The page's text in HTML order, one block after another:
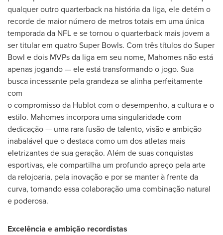
qualquer outro quarterback na história da liga, ele detém o
recorde de maior número de metros totais em uma única
temporada da NFL e se tornou o quarterback mais jovem a
ser titular em quatro Super Bowls. Com três títulos do Super
Bowl e dois MVPs da liga em seu nome, Mahomes não está
apenas jogando — ele está transformando o jogo. Sua
busca incessante pela grandeza se alinha perfeitamente
com
o compromisso da Hublot com o desempenho, a cultura e o
estilo. Mahomes incorpora uma singularidade com
dedicação — uma rara fusão de talento, visão e ambição
inabalável que o destaca como um dos atletas mais
eletrizantes de sua geração. Além de suas conquistas
esportivas, ele compartilha um profundo apreço pela arte
da relojoaria, pela inovação e por se manter à frente da
curva, tornando essa colaboração uma combinação natural
e poderosa.
Excelência e ambição recordistas